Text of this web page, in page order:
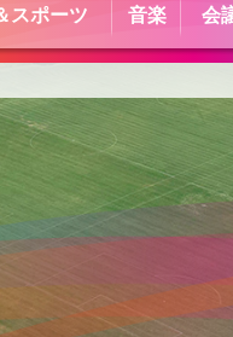
スポーツ 音楽 会